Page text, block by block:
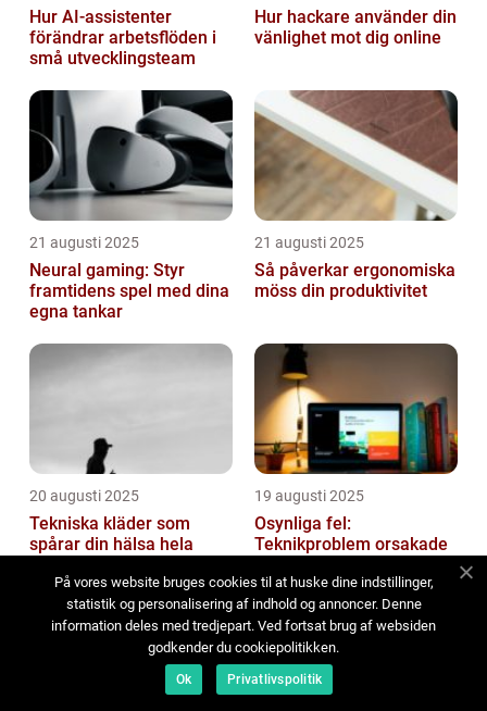
Hur AI-assistenter
förändrar arbetsflöden i
små utvecklingsteam
Hur hackare använder din
vänlighet mot dig online
21 augusti 2025
Neural gaming: Styr
framtidens spel med dina
egna tankar
21 augusti 2025
Så påverkar ergonomiska
möss din produktivitet
20 augusti 2025
Tekniska kläder som
spårar din hälsa hela
19 augusti 2025
Osynliga fel:
Teknikproblem orsakade
På vores website bruges cookies til at huske dine indstillinger,
statistik og personalisering af indhold og annoncer. Denne
information deles med tredjepart. Ved fortsat brug af websiden
godkender du cookiepolitikken.
Ok Privatlivspolitik